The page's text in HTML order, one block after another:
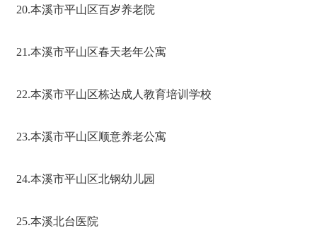
20.本溪市平山区百岁养老院
21.本溪市平山区春天老年公寓
22.本溪市平山区栋达成人教育培训学校
23.本溪市平山区顺意养老公寓
24.本溪市平山区北钢幼儿园
25.本溪北台医院